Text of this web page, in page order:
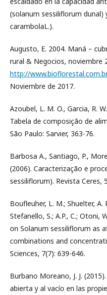
(solanum sessiliflorum dunal)
carambolaL.).
Augusto, E. 2004. Maná –
rural & Negocios, noviembre
http://
Noviembre de 2017.
Azoubel, L. M. O., Garcia, R.
Tabela de composição de
São Paulo: Sarvier, 363-76.
Barbosa A., Santiago, P.,
(2006). Caracterização e
sessiliflorum). Revista Ceres,
Boufleuher, L. M.; Shuelter, A.
Stefanello, S.; A.P., C.; Otoni,
on Solanum sessiliflorum as
combinations and
Sciences, 7(7): 639-646.
Burbano Moreano, J. J.
abierta y al vacío en las